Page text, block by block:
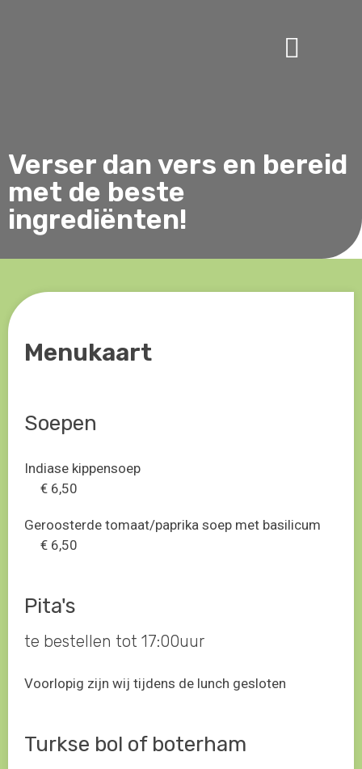
Verser dan vers en bereid
met de beste
ingrediënten!
Menukaart
Soepen
Indiase kippensoep
€ 6,50
Geroosterde tomaat/paprika soep met basilicum
€ 6,50
Pita's
te bestellen tot 17:00uur
Voorlopig zijn wij tijdens de lunch gesloten
Turkse bol of boterham